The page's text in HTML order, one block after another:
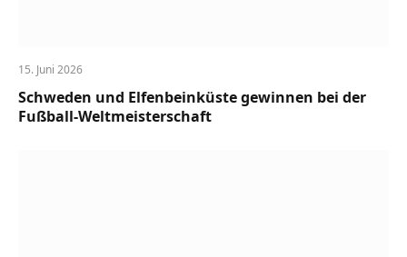
15. Juni 2026
Schweden und Elfenbeinküste gewinnen bei der
Fußball-Weltmeisterschaft